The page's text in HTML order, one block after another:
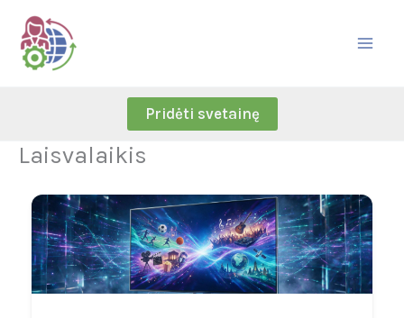
Skip
content
Pridėti svetainę
Laisvalaikis